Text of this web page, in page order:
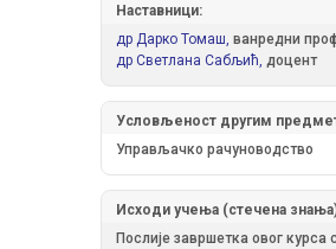
Наставници:
др Дарко Томаш, ванредни
др Светлана Сабљић, доцент
Условљеност другим
Управљачко рачуноводство
Исходи учења (стечена
Послије завршетка овог курса